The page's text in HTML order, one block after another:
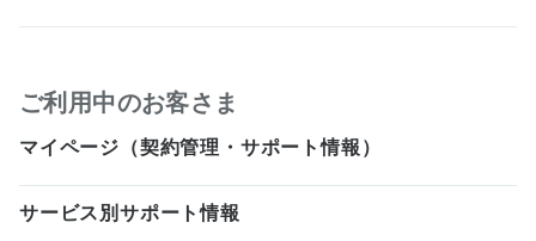
ご利用中のお客さま
マイページ（契約管理・サポート情報）
サービス別サポート情報